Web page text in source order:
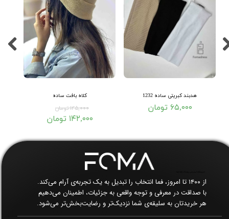
کلاه بافت ساده
۱۴۵,۰۰۰ تومان
۱۴۲,۰۰۰ تومان
هدبند کبریتی ساده 1232
۶۵,۰۰۰ تومان
از ۱۴۰۰ تا امروز، فما انتخاب را تبدیل به یک تجربه‌ی آرام می‌کند.
با صداقت در معرفی و توجه واقعی به جزئیات، اطمینان می‌دهیم
هر خریدتان به سلیقه‌ی شما نزدیک‌تر و رضایت‌بخش‌تر می‌شود.